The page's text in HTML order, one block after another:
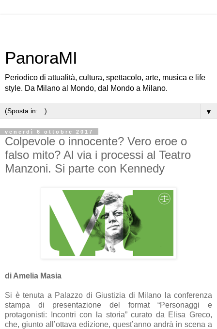
PanoraMI
Periodico di attualità, cultura, spettacolo, arte, musica e life
style. Da Milano al Mondo, dal Mondo a Milano.
▼
venerdì 6 ottobre 2017
Colpevole o innocente? Vero eroe o
falso mito? Al via i processi al Teatro
Manzoni. Si parte con Kennedy
di Amelia Masia
Si è tenuta a Palazzo di Giustizia di Milano la conferenza
stampa di presentazione del format “Personaggi e
protagonisti: Incontri con la storia” curato da Elisa Greco,
che, giunto all’ottava edizione, quest’anno andrà in scena a